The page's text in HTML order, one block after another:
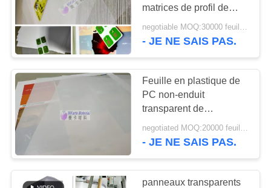
QUALITÉ
NOUS
CONTACTER
NOUVELLES
DEMANDEZ
UN DEVIS
matrices de profil de
polycarbonate
d'impression offset pour
- JE NE SAIS PAS.
Feuille en plastique de
PC non-enduit
transparent de
recouvrement pour la
production normale de
negotiated MOQ:20000 feuilles
- JE NE SAIS PAS.
panneaux transparents